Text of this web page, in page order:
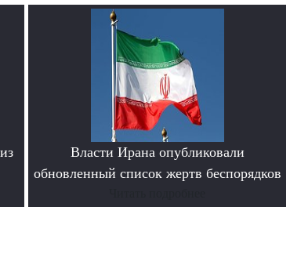
Власти Ирана опубликовали
обновленный список жертв беспорядков